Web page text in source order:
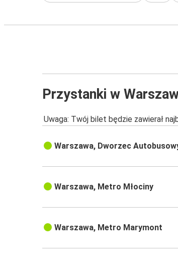
Przystanki w
Uwaga: Twój bilet będzie zawierał
Warszawa, Dworzec
Warszawa, Metro Młociny
Warszawa, Metro Marymont